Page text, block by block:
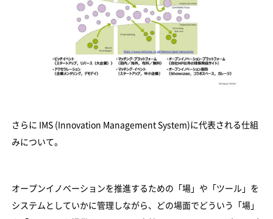
さらに IMS (Innovation Management System)に代表される仕組
みについて。
オープンイノベーションを推進するための「場」や「ツール」を
システムとしていかに管理しながら、どの場面でどういう「場」